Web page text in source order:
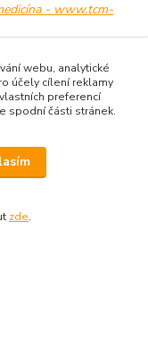
- www.tcm-
webu, analytické
účely cílení reklamy
preferencí
spodní části stránek.
zde.